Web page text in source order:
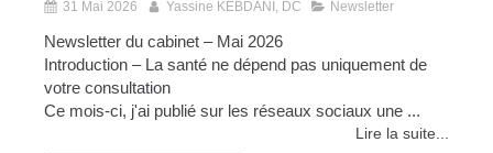
31 Mai 2026 Yassine KEBDANI, DC Newsletter
Newsletter du cabinet – Mai 2026
Introduction – La santé ne dépend pas uniquement de
votre consultation
Ce mois-ci, j'ai publié sur les réseaux sociaux une ...
Lire la suite...